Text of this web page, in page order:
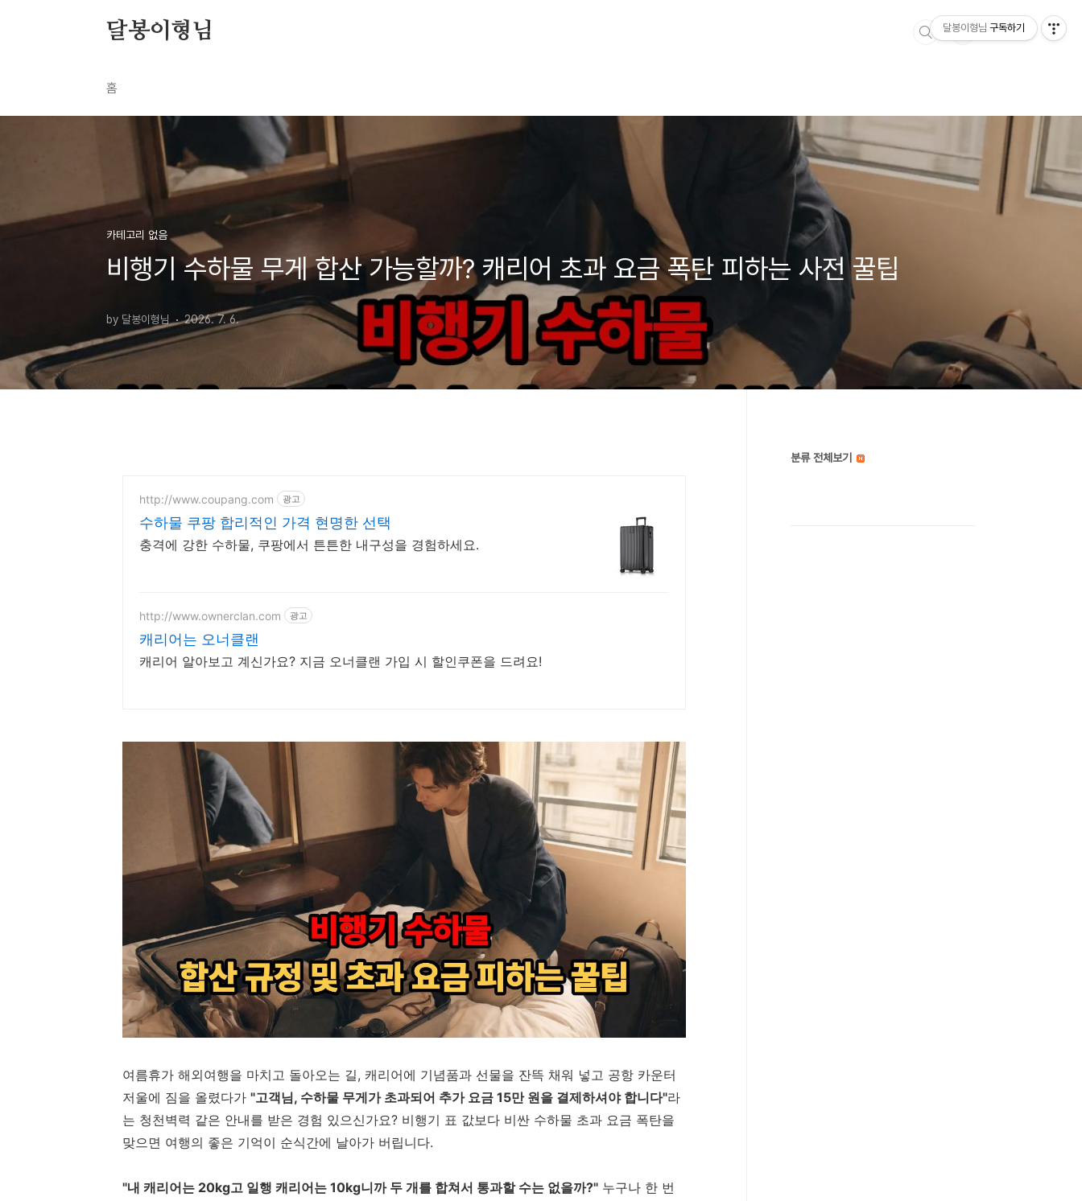
달봉이형님
홈
카테고리 없음
비행기 수하물 무게 합산 가능할까? 캐리어 초과 요금 폭탄 피하는 사전 꿀팁
by 달봉이형님 2026. 7. 6.
http://www.coupang.com 광고
수하물 쿠팡 합리적인 가격 현명한 선택
충격에 강한 수하물, 쿠팡에서 튼튼한 내구성을 경험하세요.
http://www.ownerclan.com 광고
캐리어는 오너클랜
캐리어 알아보고 계신가요? 지금 오너클랜 가입 시 할인쿠폰을 드려요!
여름휴가 해외여행을 마치고 돌아오는 길, 캐리어에 기념품과 선물을 잔뜩 채워 넣고 공항 카운터
저울에 짐을 올렸다가 "고객님, 수하물 무게가 초과되어 추가 요금 15만 원을 결제하셔야 합니다"라
는 청천벽력 같은 안내를 받은 경험 있으신가요? 비행기 표 값보다 비싼 수하물 초과 요금 폭탄을
맞으면 여행의 좋은 기억이 순식간에 날아가 버립니다.
"내 캐리어는 20kg고 일행 캐리어는 10kg니까 두 개를 합쳐서 통과할 수는 없을까?" 누구나 한 번
분류 전체보기
달봉이형님 구독하기